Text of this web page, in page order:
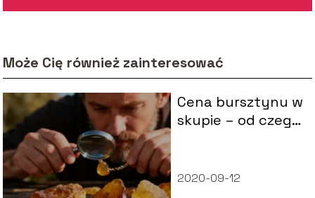
Może Cię również zainteresować
Cena bursztynu w
skupie – od czego
2020-09-12